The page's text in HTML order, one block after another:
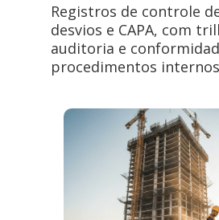
Registros de controle
desvios e CAPA, com
auditoria e
procedimentos